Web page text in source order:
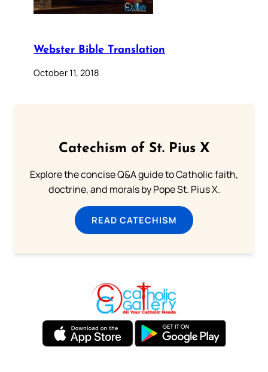
Webster Bible Translation
October 11, 2018
Catechism of St. Pius X
Explore the concise Q&A guide to Catholic faith,
doctrine, and morals by Pope St. Pius X.
READ CATECHISM